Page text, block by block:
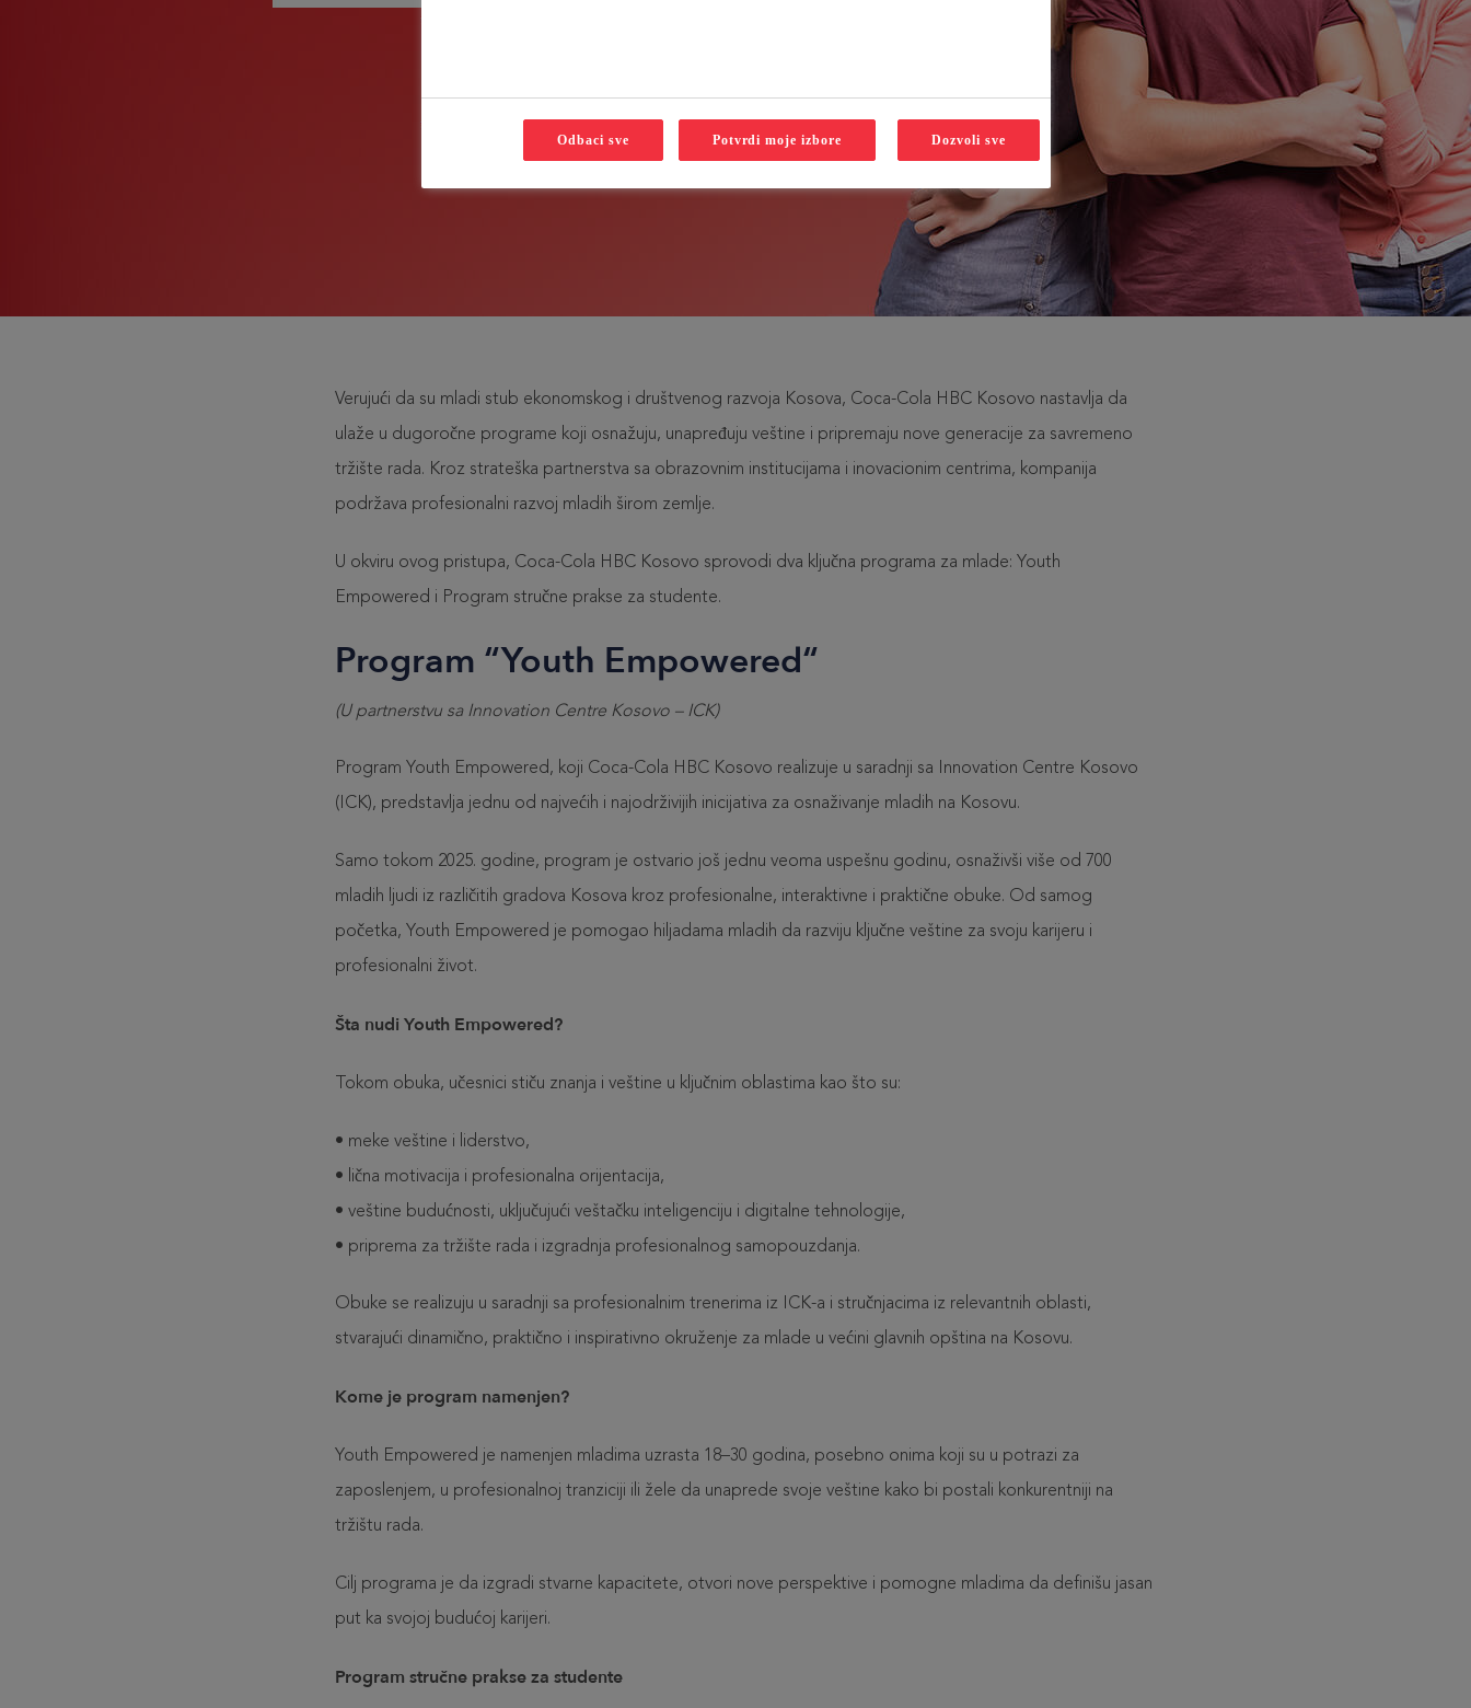
Verujući da su mladi stub ekonomskog i društvenog razvoja Kosova, Coca-Cola HBC Kosovo nastavlja da
ulaže u dugoročne programe koji osnažuju, unapređuju veštine i pripremaju nove generacije za savremeno
tržište rada. Kroz strateška partnerstva sa obrazovnim institucijama i inovacionim centrima, kompanija
podržava profesionalni razvoj mladih širom zemlje.
U okviru ovog pristupa, Coca-Cola HBC Kosovo sprovodi dva ključna programa za mlade: Youth
Empowered i Program stručne prakse za studente.
Program “Youth Empowered“
(U partnerstvu sa Innovation Centre Kosovo – ICK)
Program Youth Empowered, koji Coca-Cola HBC Kosovo realizuje u saradnji sa Innovation Centre Kosovo
(ICK), predstavlja jednu od najvećih i najodrživijih inicijativa za osnaživanje mladih na Kosovu.
Samo tokom 2025. godine, program je ostvario još jednu veoma uspešnu godinu, osnaživši više od 700
mladih ljudi iz različitih gradova Kosova kroz profesionalne, interaktivne i praktične obuke. Od samog
početka, Youth Empowered je pomogao hiljadama mladih da razviju ključne veštine za svoju karijeru i
profesionalni život.
Šta nudi Youth Empowered?
Tokom obuka, učesnici stiču znanja i veštine u ključnim oblastima kao što su:
• meke veštine i liderstvo,
• lična motivacija i profesionalna orijentacija,
• veštine budućnosti, uključujući veštačku inteligenciju i digitalne tehnologije,
• priprema za tržište rada i izgradnja profesionalnog samopouzdanja.
Obuke se realizuju u saradnji sa profesionalnim trenerima iz ICK-a i stručnjacima iz relevantnih oblasti,
stvarajući dinamično, praktično i inspirativno okruženje za mlade u većini glavnih opština na Kosovu.
Kome je program namenjen?
Youth Empowered je namenjen mladima uzrasta 18–30 godina, posebno onima koji su u potrazi za
zaposlenjem, u profesionalnoj tranziciji ili žele da unaprede svoje veštine kako bi postali konkurentniji na
tržištu rada.
Cilj programa je da izgradi stvarne kapacitete, otvori nove perspektive i pomogne mladima da definišu jasan
put ka svojoj budućoj karijeri.
Program stručne prakse za studente
Odbaci sve Potvrdi moje izbore Dozvoli sve